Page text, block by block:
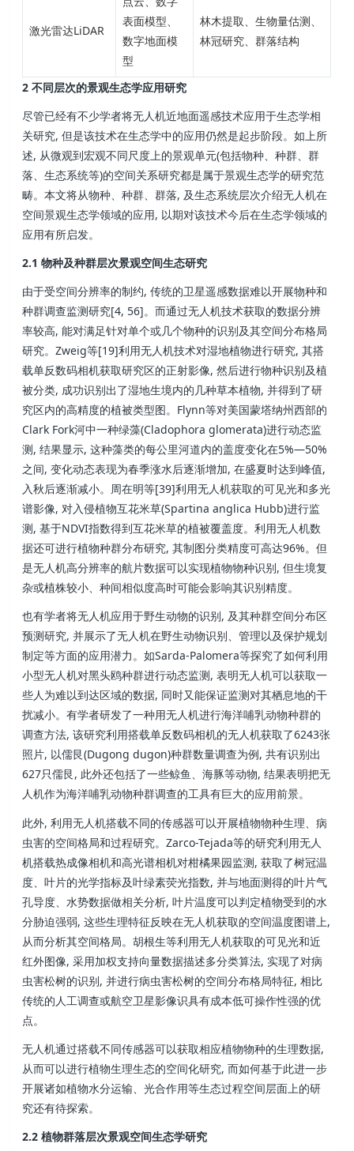
激光雷达LiDAR
表面模型、
数字地面模
型
林木提取 、生物量估测
林冠研究 、群落结构
2 不同层次的景观生态学应用研究
尽管已经有不少学者将无人机近地面遥感技术应用于生态学相
关研究, 但是该技术在生态学中的应用仍然是起步阶段。如上所
述, 从微观到宏观不同尺度上的景观单元(包括物种、种群、群
落、生态系统等)的空间关系研究都是属于景观生态学的研究范
畴。本文将从物种、种群、群落, 及生态系统层次介绍无人机在
空间景观生态学领域的应用, 以期对该技术今后在生态学领域的
应用有所启发。
2.1 物种及种群层次景观空间生态研究
由于受空间分辨率的制约, 传统的卫星遥感数据难以开展物种和
种群调查监测研究[4, 56]。而通过无人机技术获取的数据分辨
率较高, 能对满足针对单个或几个物种的识别及其空间分布格局
研究。Zweig等[19]利用无人机技术对湿地植物进行研究, 其搭
载单反数码相机获取研究区的正射影像, 然后进行物种识别及植
被分类, 成功识别出了湿地生境内的几种草本植物, 并得到了研
究区内的高精度的植被类型图。Flynn等对美国蒙塔纳州西部的
Clark Fork河中一种绿藻(Cladophora glomerata)进行动态监
测, 结果显示, 这种藻类的每公里河道内的盖度变化在5%—50%
之间, 变化动态表现为春季涨水后逐渐增加, 在盛夏时达到峰值,
入秋后逐渐减小。周在明等[39]利用无人机获取的可见光和多光
谱影像, 对入侵植物互花米草(Spartina anglica Hubb)进行监
测, 基于NDVI指数得到互花米草的植被覆盖度。利用无人机数
据还可进行植物种群分布研究, 其制图分类精度可高达96%。但
是无人机高分辨率的航片数据可以实现植物物种识别, 但生境复
杂或植株较小、种间相似度高时可能会影响其识别精度。
也有学者将无人机应用于野生动物的识别, 及其种群空间分布区
预测研究, 并展示了无人机在野生动物识别、管理以及保护规划
制定等方面的应用潜力。如Sarda-Palomera等探究了如何利用
小型无人机对黑头鸥种群进行动态监测, 表明无人机可以获取一
些人为难以到达区域的数据, 同时又能保证监测对其栖息地的干
扰减小。有学者研发了一种用无人机进行海洋哺乳动物种群的
调查方法, 该研究利用搭载单反数码相机的无人机获取了6243张
照片, 以儒艮(Dugong dugon)种群数量调查为例, 共有识别出
627只儒艮, 此外还包括了一些鲸鱼、海豚等动物, 结果表明把无
人机作为海洋哺乳动物种群调查的工具有巨大的应用前景。
此外, 利用无人机搭载不同的传感器可以开展植物物种生理、病
虫害的空间格局和过程研究。Zarco-Tejada等的研究利用无人
机搭载热成像相机和高光谱相机对柑橘果园监测, 获取了树冠温
度、叶片的光学指标及叶绿素荧光指数, 并与地面测得的叶片气
孔导度、水势数据做相关分析, 叶片温度可以判定植物受到的水
分胁迫强弱, 这些生理特征反映在无人机获取的空间温度图谱上,
从而分析其空间格局。胡根生等利用无人机获取的可见光和近
红外图像, 采用加权支持向量数据描述多分类算法, 实现了对病
虫害松树的识别, 并进行病虫害松树的空间分布格局特征, 相比
传统的人工调查或航空卫星影像识具有成本低可操作性强的优
点。
无人机通过搭载不同传感器可以获取相应植物物种的生理数据,
从而可以进行植物生理生态的空间化研究, 而如何基于此进一步
开展诸如植物水分运输、光合作用等生态过程空间层面上的研
究还有待探索。
2.2 植物群落层次景观空间生态学研究